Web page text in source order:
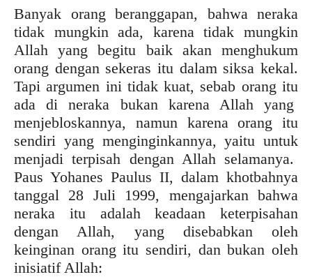
Banyak orang beranggapan, bahwa neraka
tidak mungkin ada, karena tidak mungkin
Allah yang begitu baik akan menghukum
orang dengan sekeras itu dalam siksa kekal.
Tapi argumen ini tidak kuat, sebab orang itu
ada di neraka bukan karena Allah yang
menjebloskannya, namun karena orang itu
sendiri yang menginginkannya, yaitu untuk
menjadi terpisah dengan Allah selamanya.
Paus Yohanes Paulus II, dalam khotbahnya
tanggal 28 Juli 1999, mengajarkan bahwa
neraka itu adalah keadaan keterpisahan
dengan Allah, yang disebabkan oleh
keinginan orang itu sendiri, dan bukan oleh
inisiatif Allah: